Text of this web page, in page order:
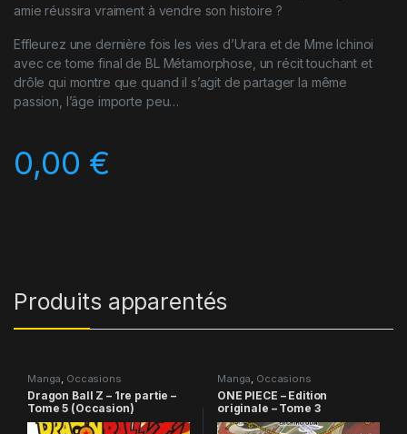
amie réussira vraiment à vendre son histoire ?
Effleurez une dernière fois les vies d’Urara et de Mme Ichinoi
avec ce tome final de BL Métamorphose, un récit touchant et
drôle qui montre que quand il s’agit de partager la même
passion, l’âge importe peu…
0,00 €
Produits apparentés
Manga, Occasions
Dragon Ball Z – 1re partie –
Tome 5 (Occasion)
Manga, Occasions
ONE PIECE – Edition
originale – Tome 3